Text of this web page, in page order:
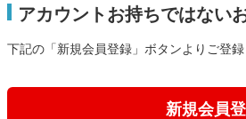
アカウントお持ちではない
下記の「新規会員登録」ボタンよりご登録
新規会員